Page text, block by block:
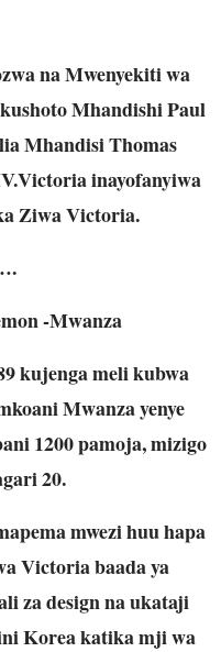
na Mwenyekiti wa
Mhandishi Paul
Mhandisi Thomas
inayofanyiwa
Ziwa Victoria.
-Mwanza
kujenga meli kubwa
Mwanza yenye
1200 pamoja, mizigo
20.
mwezi huu hapa
Victoria baada ya
za design na ukataji
Korea katika mji wa